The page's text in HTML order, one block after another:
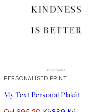
20%*
PERSONALISED PRINT
My Text Personal Plakát